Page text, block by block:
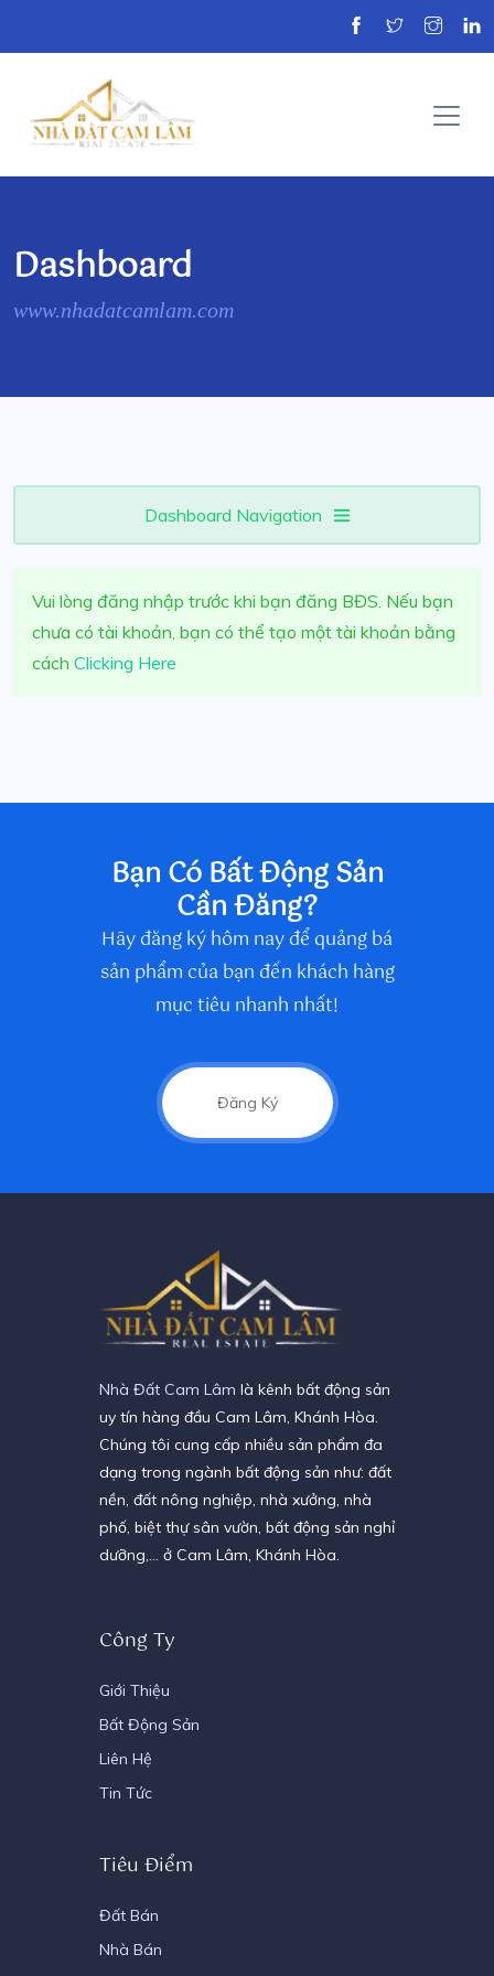
Dashboard
www.nhadatcamlam.com
Dashboard Navigation
Vui lòng đăng nhập trước khi bạn đăng BĐS. Nếu bạn
chưa có tài khoản, bạn có thể tạo một tài khoản bằng
cách Clicking Here
Bạn Có Bất Động Sản
Cần Đăng?
Hãy đăng ký hôm nay để quảng bá
sản phẩm của bạn đến khách hàng
mục tiêu nhanh nhất!
Đăng Ký
Nhà Đất Cam Lâm là kênh bất động sản
uy tín hàng đầu Cam Lâm, Khánh Hòa.
Chúng tôi cung cấp nhiều sản phẩm đa
dạng trong ngành bất động sản như: đất
nền, đất nông nghiệp, nhà xưởng, nhà
phố, biệt thự sân vườn, bất động sản nghỉ
dưỡng,… ở Cam Lâm, Khánh Hòa.
Công Ty
Giới Thiệu
Bất Động Sản
Liên Hệ
Tin Tức
Tiêu Điểm
Đất Bán
Nhà Bán